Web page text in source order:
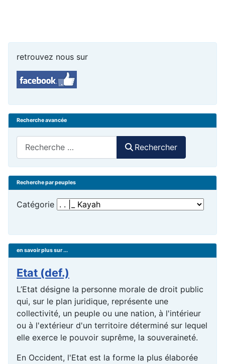
retrouvez nous sur
Recherche avancée
Rechercher
Recherche par peuples
Catégorie
en savoir plus sur ...
Etat (def.)
L’Etat désigne la personne morale de droit public
qui, sur le plan juridique, représente une
collectivité, un peuple ou une nation, à l'intérieur
ou à l'extérieur d'un territoire déterminé sur lequel
elle exerce le pouvoir suprême, la souveraineté.
En Occident, l'Etat est la forme la plus élaborée